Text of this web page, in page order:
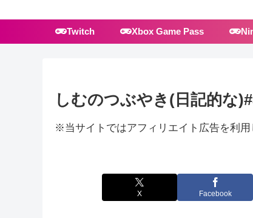
Twitch Xbox Game Pass
しむのつぶやき(日記的な
※当サイトではアフィリエイト広告を利用
X Facebook